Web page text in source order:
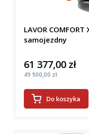
LAVOR
samojezdny
Cena
61 377,00 zł
Cena
49 900,00 zł
Do koszyka